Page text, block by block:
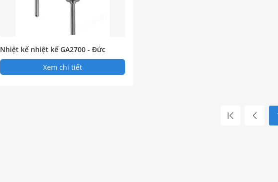
Nhiệt kế nhiệt kế GA2700 - Đức
Xem chi tiết